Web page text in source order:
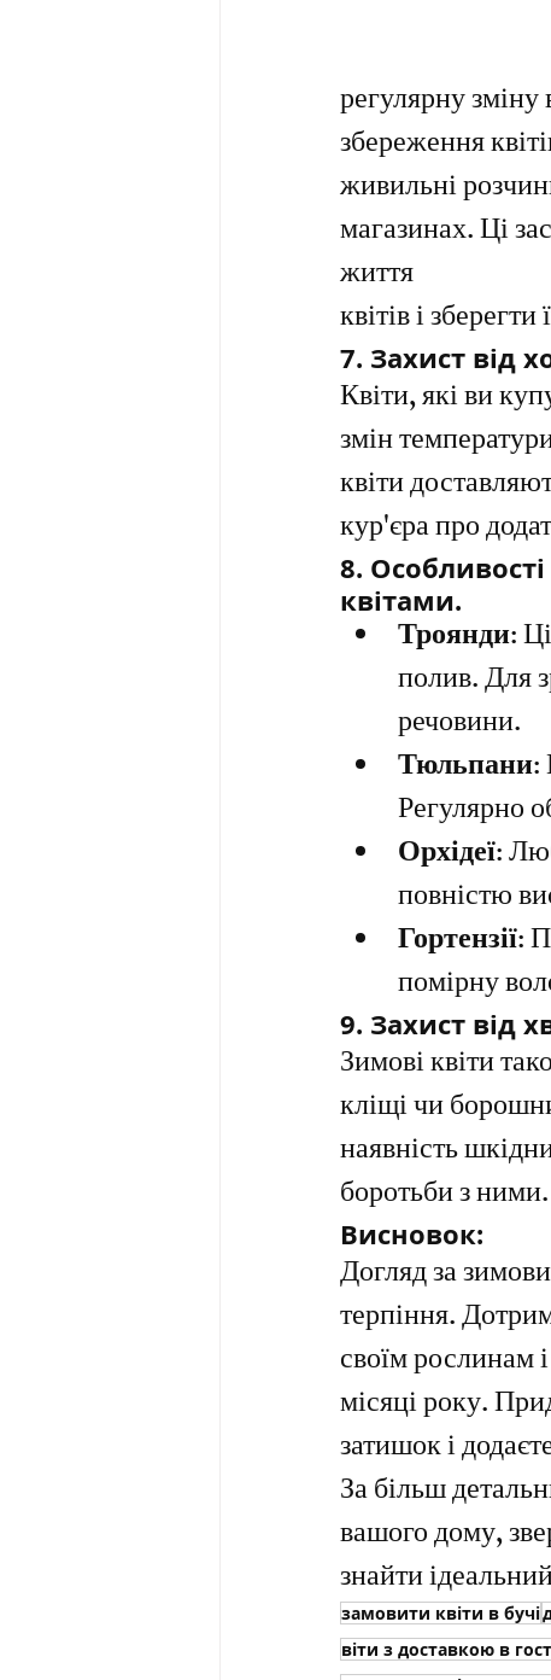
регулярну
збереження
живильні
магазинах. Ці
життя
квітів і
7. Захист від
Квіти, які ви
змін
квіти
кур'єра про
8.
квітами.
Троянди:
полив. Для
речовини.
Тюльпани:
Регулярно
Орхідеї:
повністю
Гортензії:
помірну
9. Захист від
Зимові квіти
кліщі чи
наявність
боротьби з ними.
Висновок:
Догляд за
терпіння.
своїм рослинам
місяці року.
затишок і
За більш
вашого дому,
знайти
замовити квіти в бучі
віти з доставкою в